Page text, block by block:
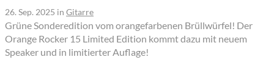
26. Sep. 2025 in Gitarre
Grüne Sonderedition vom orangefarbenen Brüllwürfel! Der
Orange Rocker 15 Limited Edition kommt dazu mit neuem
Speaker und in limitierter Auflage!